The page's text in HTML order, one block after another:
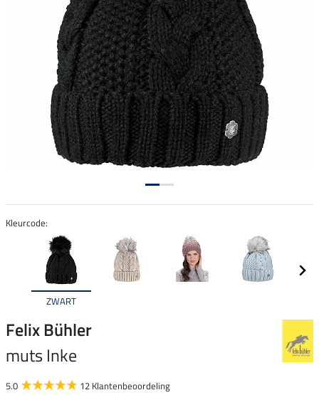
Kleurcode:
ZWART
Felix Bühler
muts Inke
5.0 12 Klantenbeoordeling